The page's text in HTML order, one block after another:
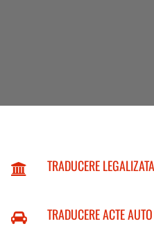
TRADUCERE LEGALIZATA
TRADUCERE ACTE AUTO